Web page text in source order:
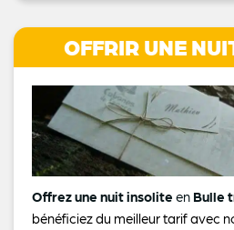
OFFRIR UNE
Offrez une nuit insolite en Bulle
bénéficiez du meilleur tarif avec